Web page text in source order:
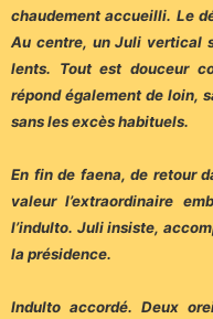
chaudement accueilli. Le
Au centre, un Juli vertical
lents. Tout est douceur
répond également de loin,
sans les excès habituels.
En fin de faena, de retour
valeur l’extraordinaire
l’indulto. Juli insiste,
la présidence.
Indulto accordé. Deux